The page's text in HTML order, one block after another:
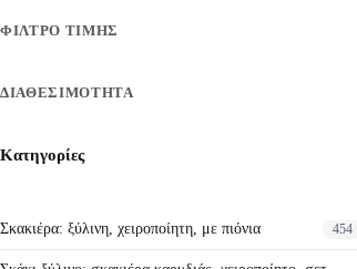
ΦΊΛΤΡΟ ΤΙΜΉΣ
ΔΙΑΘΕΣΙΜΌΤΗΤΑ
Kατηγορίες
Σκακιέρα: ξύλινη, χειροποίητη, με πιόνια 454